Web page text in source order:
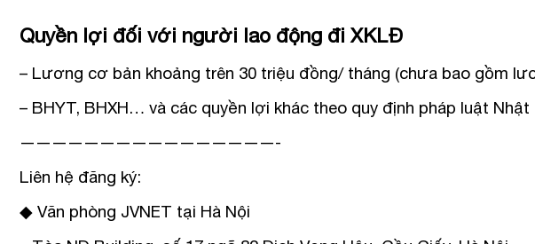
Quyền lợi đối với người lao động đi XKLĐ
– Lương cơ bản khoảng trên 30 triệu đồng/ tháng (chưa bao gồm
– BHYT, BHXH… và các quyền lợi khác theo quy định pháp luật Nhật
————————————————-
Liên hệ đăng ký:
◆ Văn phòng JVNET tại Hà Nội